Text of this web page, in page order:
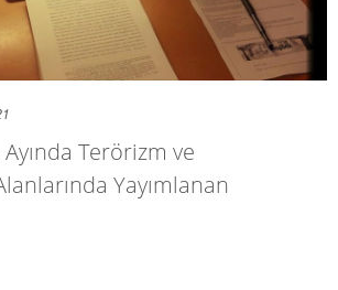
Ayında Terörizm ve
Yayımlanan